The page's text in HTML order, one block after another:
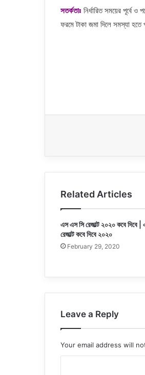
সতর্কতাঃ নির্ধারিত সময়ের
ফরমে টাকা জমা দিলে সমস্যা
Related Articles
এস এস সি রেজাল্ট ২০২০ কবে দিবে
রেজাল্ট কবে দিবে ২০২০
February 29, 2020
Leave a Reply
Your email address will